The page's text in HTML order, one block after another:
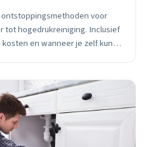
voor
tot hogedrukreiniging. Inclusief
en wanneer je zelf kunt